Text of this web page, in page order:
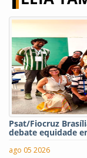
Psat/Fiocruz
debate equidade
ago 05 2026